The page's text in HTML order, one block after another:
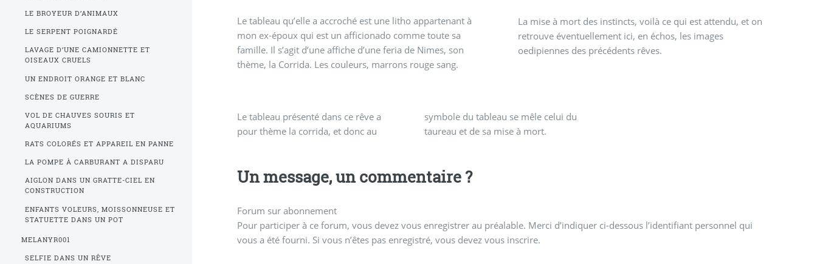
Le tableau qu’elle a accroché est une litho appartenant à
mon ex-époux qui est un afficionado comme toute sa
famille. Il s’agit d’une affiche d’une feria de Nimes, son
thème, la Corrida. Les couleurs, marrons rouge sang.
La mise à mort des instincts, voilà ce qui est attendu, et on
retrouve éventuellement ici, en échos, les images
oedipiennes des précédents rêves.
Le tableau présenté dans ce rêve a
pour thème la corrida, et donc au
symbole du tableau se mêle celui du
taureau et de sa mise à mort.
Un message, un commentaire ?
Forum sur abonnement
Pour participer à ce forum, vous devez vous enregistrer au préalable. Merci d’indiquer ci-dessous l’identifiant personnel qui
vous a été fourni. Si vous n’êtes pas enregistré, vous devez vous inscrire.
LE BROYEUR D’ANIMAUX
LE SERPENT POIGNARDÉ
LAVAGE D’UNE CAMIONNETTE ET
OISEAUX CRUELS
UN ENDROIT ORANGE ET BLANC
SCÈNES DE GUERRE
VOL DE CHAUVES SOURIS ET
AQUARIUMS
RATS COLORÉS ET APPAREIL EN PANNE
LA POMPE À CARBURANT A DISPARU
AIGLON DANS UN GRATTE-CIEL EN
CONSTRUCTION
ENFANTS VOLEURS, MOISSONNEUSE ET
STATUETTE DANS UN POT
MELANYR001
SELFIE DANS UN RÊVE